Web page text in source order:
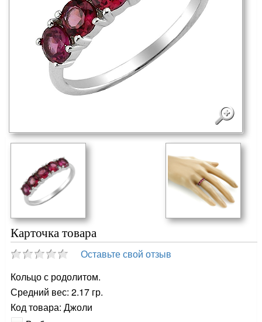
Карточка товара
Оставьте свой отзыв
Кольцо с родолитом.
Средний вес: 2.17 гр.
Код товара: Джоли